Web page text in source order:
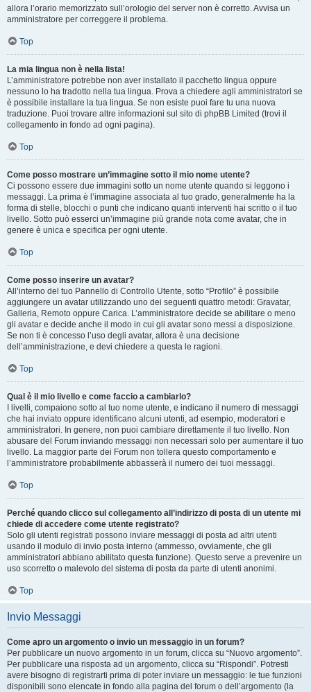
allora l’orario memorizzato sull’orologio del server non è corretto. Avvisa un
amministratore per correggere il problema.
Top
La mia lingua non è nella lista!
L’amministratore potrebbe non aver installato il pacchetto lingua oppure
nessuno lo ha tradotto nella tua lingua. Prova a chiedere agli amministratori se
è possibile installare la tua lingua. Se non esiste puoi fare tu una nuova
traduzione. Puoi trovare altre informazioni sul sito di phpBB Limited (trovi il
collegamento in fondo ad ogni pagina).
Top
Come posso mostrare un’immagine sotto il mio nome utente?
Ci possono essere due immagini sotto un nome utente quando si leggono i
messaggi. La prima è l’immagine associata al tuo grado, generalmente ha la
forma di stelle, blocchi o punti che indicano quanti interventi hai scritto o il tuo
livello. Sotto può esserci un’immagine più grande nota come avatar, che in
genere è unica e specifica per ogni utente.
Top
Come posso inserire un avatar?
All’interno del tuo Pannello di Controllo Utente, sotto “Profilo” è possibile
aggiungere un avatar utilizzando uno dei seguenti quattro metodi: Gravatar,
Galleria, Remoto oppure Carica. L’amministratore decide se abilitare o meno
gli avatar e decide anche il modo in cui gli avatar sono messi a disposizione.
Se non ti è concesso l’uso degli avatar, allora è una decisione
dell’amministrazione, e devi chiedere a questa le ragioni.
Top
Qual è il mio livello e come faccio a cambiarlo?
I livelli, compaiono sotto al tuo nome utente, e indicano il numero di messaggi
che hai inviato oppure identificano alcuni utenti, ad esempio, moderatori e
amministratori. In genere, non puoi cambiare direttamente il tuo livello. Non
abusare del Forum inviando messaggi non necessari solo per aumentare il tuo
livello. La maggior parte dei Forum non tollera questo comportamento e
l’amministratore probabilmente abbasserà il numero dei tuoi messaggi.
Top
Perché quando clicco sul collegamento all’indirizzo di posta di un utente mi
chiede di accedere come utente registrato?
Solo gli utenti registrati possono inviare messaggi di posta ad altri utenti
usando il modulo di invio posta interno (ammesso, ovviamente, che gli
amministratori abbiano abilitato questa funzione). Questo serve a prevenire un
uso scorretto o malevolo del sistema di posta da parte di utenti anonimi.
Top
Invio Messaggi
Come apro un argomento o invio un messaggio in un forum?
Per pubblicare un nuovo argomento in un forum, clicca su “Nuovo argomento”.
Per pubblicare una risposta ad un argomento, clicca su “Rispondi”. Potresti
avere bisogno di registrarti prima di poter inviare un messaggio: le tue funzioni
disponibili sono elencate in fondo alla pagina del forum o dell’argomento (la